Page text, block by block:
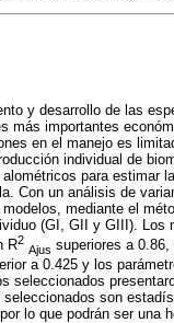
y desarrollo de las
más importantes
en el manejo es
individual de
para estimar
Con un análisis de
mediante el
(GI, GII y GIII).
R2
Ajus superiores a
a 0.425 y los
seleccionados
son
lo que podrán ser una